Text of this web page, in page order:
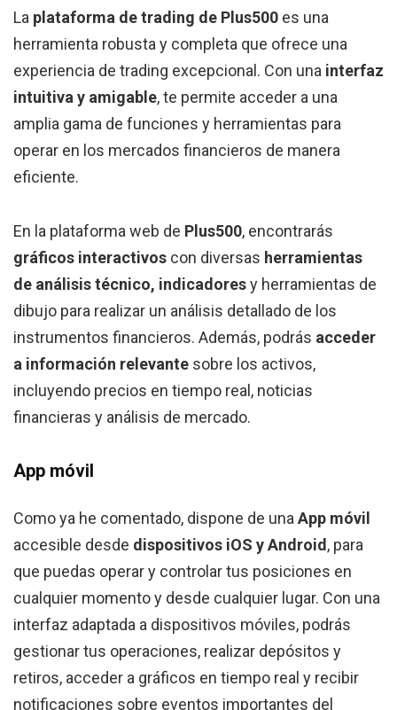
La plataforma de trading de Plus500 es una
herramienta robusta y completa que ofrece una
experiencia de trading excepcional. Con una interfaz
intuitiva y amigable, te permite acceder a una
amplia gama de funciones y herramientas para
operar en los mercados financieros de manera
eficiente.
En la plataforma web de Plus500, encontrarás
gráficos interactivos con diversas herramientas
de análisis técnico, indicadoresy herramientas de
dibujo para realizar un análisis detallado de los
instrumentos financieros. Además, podrás acceder
a información relevante sobre los activos,
incluyendo precios en tiempo real, noticias
financieras y análisis de mercado.
App móvil
Como ya he comentado, dispone de una App móvil
accesible desde dispositivos iOS y Android , para
que puedas operar y controlar tus posiciones en
cualquier momento y desde cualquier lugar. Con una
interfaz adaptada a dispositivos móviles, podrás
gestionar tus operaciones, realizar depósitos y
retiros, acceder a gráficos en tiempo real y recibir
notificaciones sobre eventos importantes del